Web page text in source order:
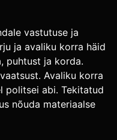
vastutuse ja
ja avaliku korra häid
puhtust ja korda.
Avaliku korra
politsei abi. Tekitatud
nõuda materiaalse